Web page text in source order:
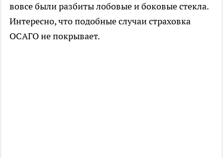
вовсе были разбиты лобовые и боковые стекла.
Интересно, что подобные случаи страховка
ОСАГО не покрывает.